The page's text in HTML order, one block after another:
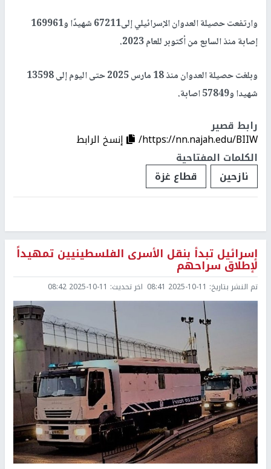
وارتفعت حصيلة العدوان الإسرائيلي إلى67211 شهيدًا و169961
إصابة منذ السابع من أكتوبر للعام 2023.
وبلغت حصيلة العدوان منذ 18 مارس 2025 حتى اليوم إلى 13598
شهيدا و57849 اصابة.
رابط قصير
https://nn.najah.edu/BIIW/
إنسخ الرابط
الكلمات المفتاحية
نازحين
قطاع غزة
إسرائيل تبدأ بنقل الأسرى الفلسطينيين تمهيداً
لإطلاق سراحهم
تم النشر بتاريخ: 2025-10-11 08:41 اخر تحديث: 2025-10-11 08:42